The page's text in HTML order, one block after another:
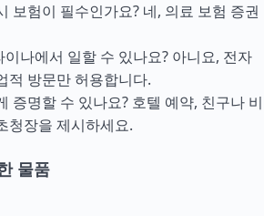
보험이 필수인가요? 네, 의료 보험 증권
나에서 일할 수 있나요? 아니요, 전자
적 방문만 허용합니다.
증명할 수 있나요? 호텔 예약, 친구나 비
청장을 제시하세요.
물품